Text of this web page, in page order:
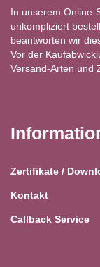
In unserem Online-
unkompliziert
beantworten wir
Vor der
Versand-Arten und
Zertifikate /
Kontakt
Callback Service